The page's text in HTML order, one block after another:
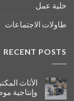
خلية عمل
طاولات الاجتماعات
RECENT POSTS
الأثاث
وإنتاجية